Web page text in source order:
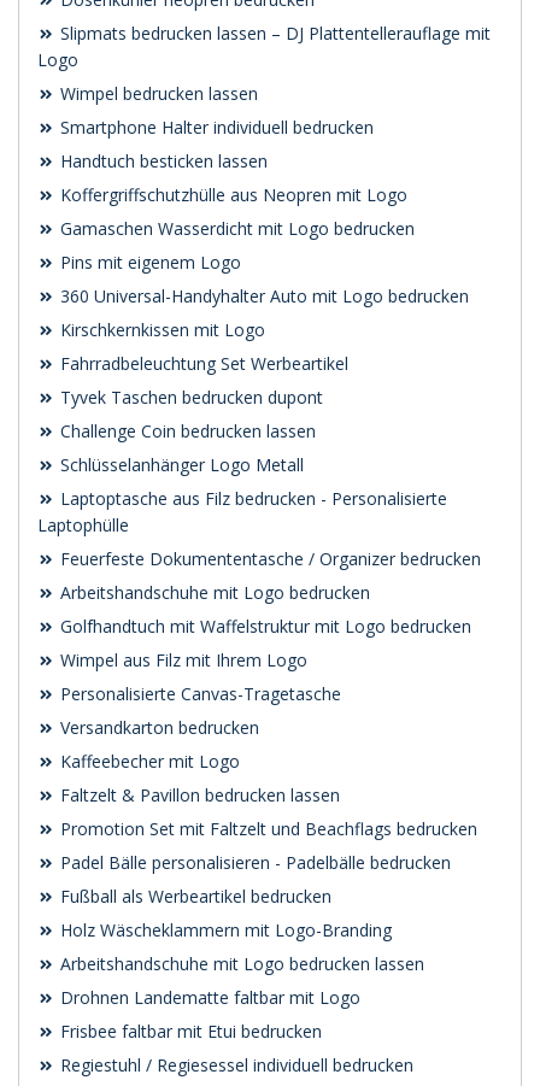
Slipmats bedrucken lassen – DJ Plattentellerauflage mit
Logo
Wimpel bedrucken lassen
Smartphone Halter individuell bedrucken
Handtuch besticken lassen
Koffergriffschutzhülle aus Neopren mit Logo
Gamaschen Wasserdicht mit Logo bedrucken
Pins mit eigenem Logo
360 Universal-Handyhalter Auto mit Logo bedrucken
Kirschkernkissen mit Logo
Fahrradbeleuchtung Set Werbeartikel
Tyvek Taschen bedrucken dupont
Challenge Coin bedrucken lassen
Schlüsselanhänger Logo Metall
Laptoptasche aus Filz bedrucken - Personalisierte
Laptophülle
Feuerfeste Dokumententasche / Organizer bedrucken
Arbeitshandschuhe mit Logo bedrucken
Golfhandtuch mit Waffelstruktur mit Logo bedrucken
Wimpel aus Filz mit Ihrem Logo
Personalisierte Canvas-Tragetasche
Versandkarton bedrucken
Kaffeebecher mit Logo
Faltzelt & Pavillon bedrucken lassen
Promotion Set mit Faltzelt und Beachflags bedrucken
Padel Bälle personalisieren - Padelbälle bedrucken
Fußball als Werbeartikel bedrucken
Holz Wäscheklammern mit Logo-Branding
Arbeitshandschuhe mit Logo bedrucken lassen
Drohnen Landematte faltbar mit Logo
Frisbee faltbar mit Etui bedrucken
Regiestuhl / Regiesessel individuell bedrucken